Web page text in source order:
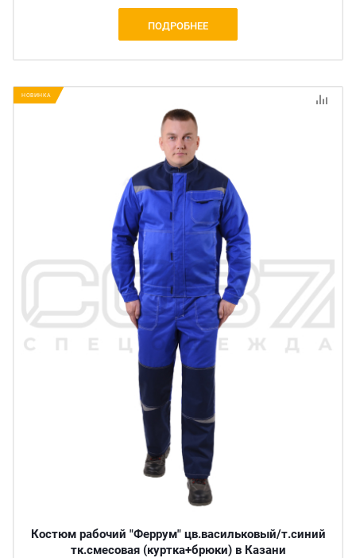
ПОДРОБНЕЕ
НОВИНКА
Костюм рабочий "Феррум" цв.васильковый/т.синий
тк.смесовая (куртка+брюки) в Казани